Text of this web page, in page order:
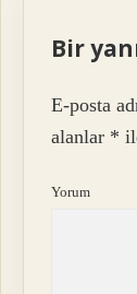
Bir
E-posta
alanlar *
Yorum